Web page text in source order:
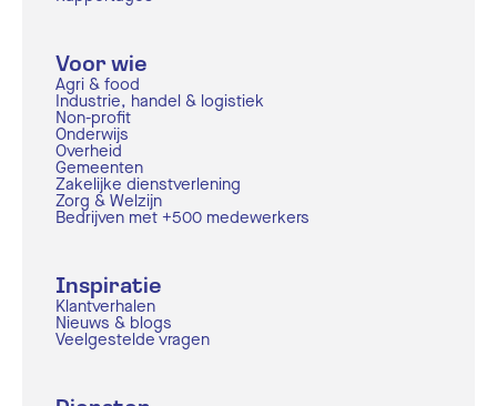
Voor wie
Agri & food
Industrie, handel & logistiek
Non-profit
Onderwijs
Overheid
Gemeenten
Zakelijke dienstverlening
Zorg & Welzijn
Bedrijven met +500 medewerkers
Inspiratie
Klantverhalen
Nieuws & blogs
Veelgestelde vragen